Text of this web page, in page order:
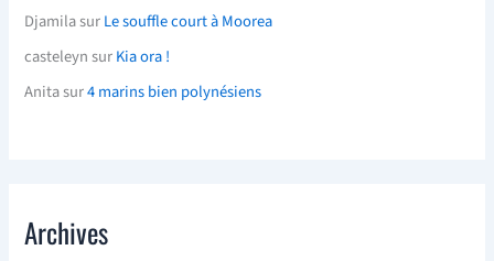
DjamilasurLe souffle court à Moorea
casteleynsurKia ora !
Anitasur4 marins bien polynésiens
Archives